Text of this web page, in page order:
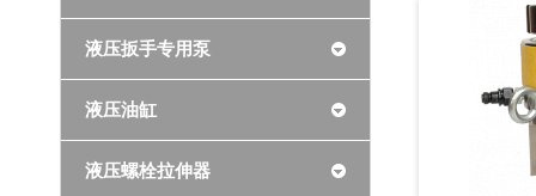
液压扳手专用泵
液压油缸
液压螺栓拉伸器